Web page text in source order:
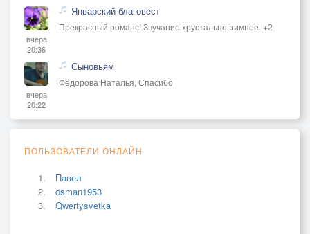
вчера
20:36
Январский благовест
Прекрасный романс! Звучание хрустально-зимнее. +2
вчера
20:22
Сыновьям
Фёдорова Наталья, Спасибо
ПОЛЬЗОВАТЕЛИ ОНЛАЙН
Павел
osman1953
Qwertysvetka